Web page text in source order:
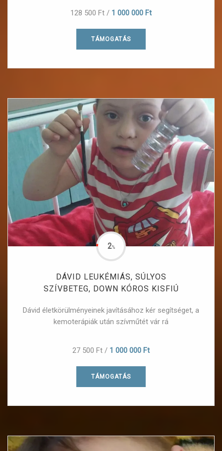
128 500 Ft / 1 000 000 Ft
TÁMOGATÁS
DÁVID LEUKÉMIÁS, SÚLYOS
SZÍVBETEG, DOWN KÓROS KISFIÚ
Dávid életkörülményeinek javításához kér segítséget, a
kemoterápiák után szívműtét vár rá
2%
27 500 Ft / 1 000 000 Ft
TÁMOGATÁS